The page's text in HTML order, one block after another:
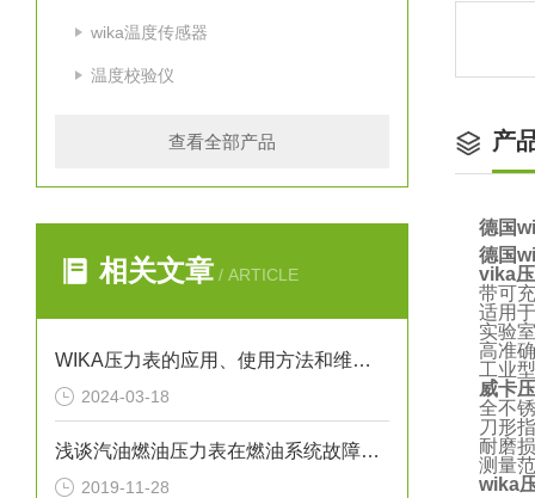
wika温度传感器
温度校验仪
查看全部产品
相关文章 / ARTICLE
WIKA压力表的应用、使用方法和维护要点解析
2024-03-18
浅谈汽油燃油压力表在燃油系统故障排除中的应用
2019-11-28
产
德国
德国
vika
带可
适用
实验
高准
工业
威卡
全不
刀形
耐磨
测量
wika